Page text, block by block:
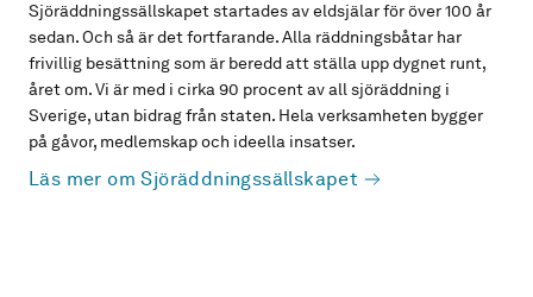
Sjöräddningssällskapet startades av eldsjälar för över 100 år
sedan. Och så är det fortfarande. Alla räddningsbåtar har
frivillig besättning som är beredd att ställa upp dygnet runt,
året om. Vi är med i cirka 90 procent av all sjöräddning i
Sverige, utan bidrag från staten. Hela verksamheten bygger
på gåvor, medlemskap och ideella insatser.
Läs mer om Sjöräddningssällskapet